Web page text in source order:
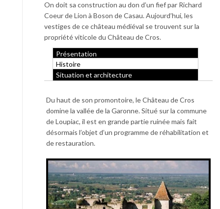
On doit sa construction au don d’un fief par Richard
Coeur de Lion à Boson de Casau. Aujourd’hui, les
vestiges de ce château médiéval se trouvent sur la
propriété viticole du Château de Cros.
Présentation
Histoire
Situation et architecture
Du haut de son promontoire, le Château de Cros
domine la vallée de la Garonne. Situé sur la commune
de Loupiac, il est en grande partie ruinée mais fait
désormais l’objet d’un programme de réhabilitation et
de restauration.